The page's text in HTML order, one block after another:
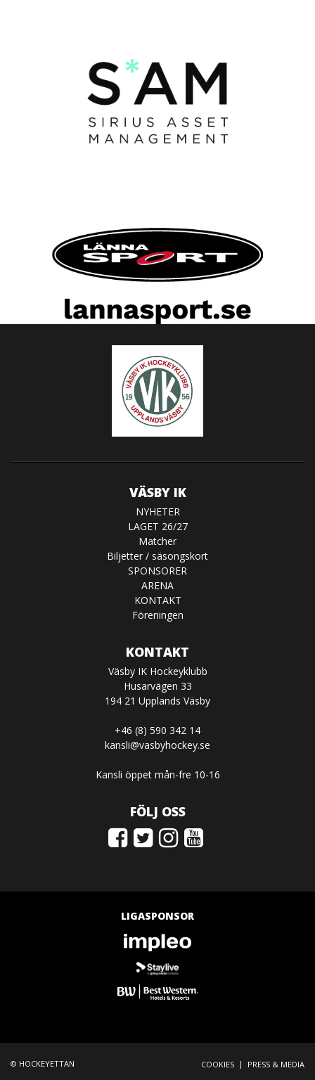
VÄSBY IK
NYHETER
LAGET 26/27
Matcher
Biljetter / säsongskort
SPONSORER
ARENA
KONTAKT
Föreningen
KONTAKT
Väsby IK Hockeyklubb
Husarvägen 33
194 21 Upplands Väsby
+46 (8) 590 342 14
kansli@vasbyhockey.se
Kansli öppet mån-fre 10-16
FÖLJ OSS
LIGASPONSOR
© HOCKEYETTAN COOKIES | PRESS & MEDIA